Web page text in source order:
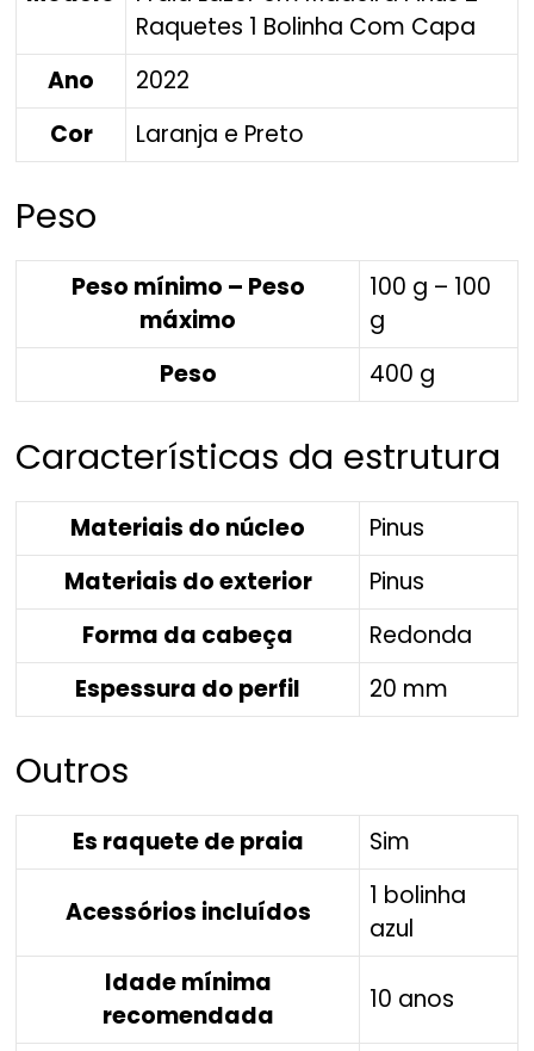
Raquetes 1 Bolinha Com Capa
Ano
2022
Cor
Laranja e Preto
Peso
Peso mínimo – Peso
máximo
100 g – 100
g
Peso
400 g
Características da estrutura
Materiais do núcleo
Pinus
Materiais do exterior
Pinus
Forma da cabeça
Redonda
Espessura do perfil
20 mm
Outros
Es raquete de praia Sim
Acessórios incluídos
1 bolinha
azul
Idade mínima
recomendada
10 anos